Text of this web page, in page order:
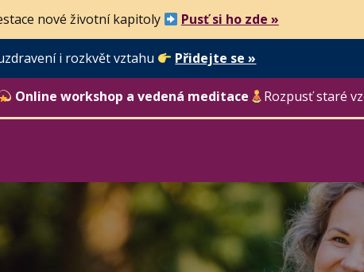
nové životní kapitoly Pusť si ho zde »
i rozkvět vztahu Přidejte se »
Online workshop a vedená meditace Rozpusť staré